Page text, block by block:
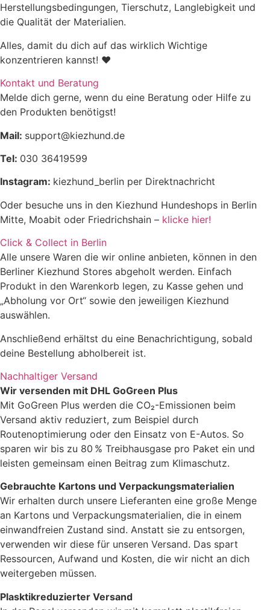
Rohfett
Rohasche 5,8%
Rohfaser
Herstellungsbedingungen, Tierschutz, Langlebigkeit und
die Qualität der Materialien.
Alles, damit du dich auf das wirklich Wichtige
konzentrieren kannst! ♥
Kontakt und Beratung
Melde dich gerne, wenn du eine Beratung oder Hilfe zu
den Produkten benötigst!
Mail: support@kiezhund.de
Tel: 030 36419599
Instagram: kiezhund_berlin per Direktnachricht
Oder besuche uns in den Kiezhund Hundeshops in Berlin
Mitte, Moabit oder Friedrichshain – klicke hier!
Click & Collect in Berlin
Alle unsere Waren die wir online anbieten, können in den
Berliner Kiezhund Stores abgeholt werden. Einfach
Produkt in den Warenkorb legen, zu Kasse gehen und
„Abholung vor Ort“ sowie den jeweiligen Kiezhund
auswählen.
Anschließend erhältst du eine Benachrichtigung, sobald
deine Bestellung abholbereit ist.
Nachhaltiger Versand
Wir versenden mit DHL GoGreen Plus
Mit GoGreen Plus werden die CO₂-Emissionen beim
Versand aktiv reduziert, zum Beispiel durch
Routenoptimierung oder den Einsatz von E-Autos. So
sparen wir bis zu 80 % Treibhausgase pro Paket ein und
leisten gemeinsam einen Beitrag zum Klimaschutz.
Gebrauchte Kartons und Verpackungsmaterialien
Wir erhalten durch unsere Lieferanten eine große Menge
an Kartons und Verpackungsmaterialien, die in einem
einwandfreien Zustand sind. Anstatt sie zu entsorgen,
verwenden wir diese für unseren Versand. Das spart
Ressourcen, Aufwand und Kosten, die wir nicht an dich
weitergeben müssen.
Plasktikreduzierter Versand